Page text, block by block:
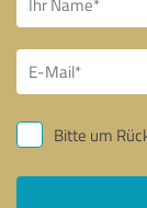
Bitte um